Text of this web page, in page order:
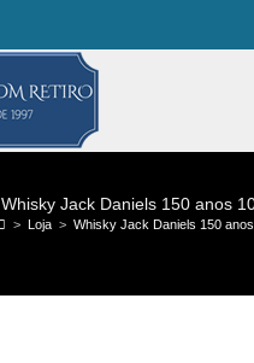
Whisky Jack Daniels 150 anos
> Loja > Whisky Jack Daniels 150 anos